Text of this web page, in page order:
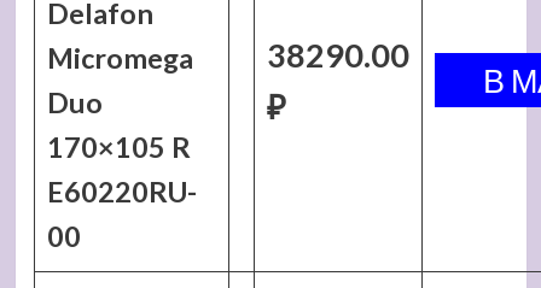
Delafon
Micromega
Duo
170×105 R
E60220RU-
00
38290.00
₽